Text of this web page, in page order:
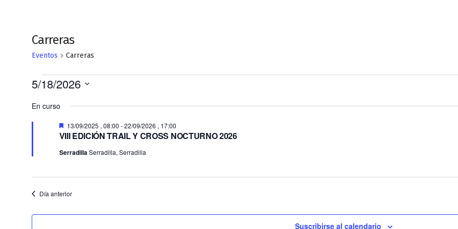
Carreras
Eventos Carreras
Eventos
en
18/05/2026
5/18/2026
la
fecha.
En curso
VIII EDICIÓN TRAIL Y CROSS NOCTURNO 2026
Destacado
13/09/2025 , 08:00 -22/09/2026 , 17:00
SerradillaSerradilla, Serradilla
Día anterior
Suscribirse al calendario